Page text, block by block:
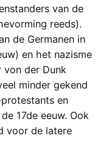
van de
reeds).
de Germanen in
en het nazisme
von der Dunk
minder gekend
en
17de eeuw. Ook
voor de latere